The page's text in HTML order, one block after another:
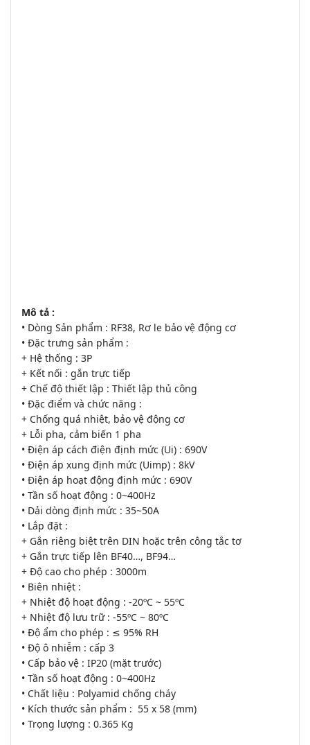
Mô tả :
• Dòng Sản phẩm : RF38, Rơ le bảo vệ động cơ
• Đặc trưng sản phẩm :
+ Hệ thống : 3P
+ Kết nối : gắn trực tiếp
+ Chế độ thiết lập : Thiết lập thủ công
• Đặc điểm và chức năng :
+ Chống quá nhiệt, bảo vệ động cơ
+ Lỗi pha, cảm biến 1 pha
• Điện áp cách điện định mức (Ui) : 690V
• Điện áp xung định mức (Uimp) : 8kV
• Điện áp hoạt động định mức : 690V
• Tần số hoạt động : 0~400Hz
• Dải dòng định mức : 35~50A
• Lắp đặt :
+ Gắn riêng biệt trên DIN hoặc trên công tắc tơ
+ Gắn trực tiếp lên BF40…, BF94…
+ Độ cao cho phép : 3000m
• Biên nhiệt :
+ Nhiệt độ hoạt động : -20ºC ~ 55ºC
+ Nhiệt độ lưu trữ : -55ºC ~ 80ºC
• Độ ẩm cho phép : ≤ 95% RH
• Độ ô nhiễm : cấp 3
• Cấp bảo vệ : IP20 (mặt trước)
• Tần số hoạt động : 0~400Hz
• Chất liệu : Polyamid chống cháy
• Kích thước sản phẩm : 55 x 58 (mm)
• Trọng lượng : 0.365 Kg